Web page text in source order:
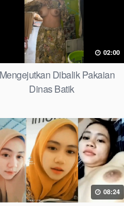
02:00
Dibalik Pakaian
Dinas Batik
08:24